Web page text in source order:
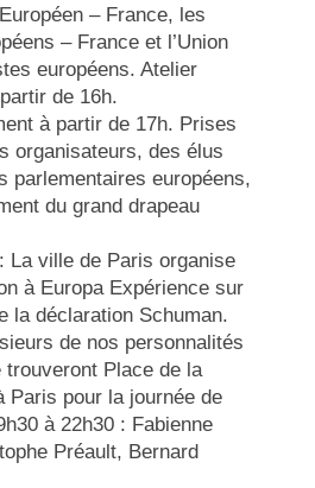
– France, les
– France et l’Union
européens. Atelier
de 16h.
à partir de 17h. Prises
organisateurs, des élus
parlementaires européens,
du grand drapeau
La ville de Paris organise
à Europa Expérience sur
la déclaration Schuman.
de nos personnalités
trouveront Place de la
Paris pour la journée de
à 22h30 : Fabienne
Préault, Bernard